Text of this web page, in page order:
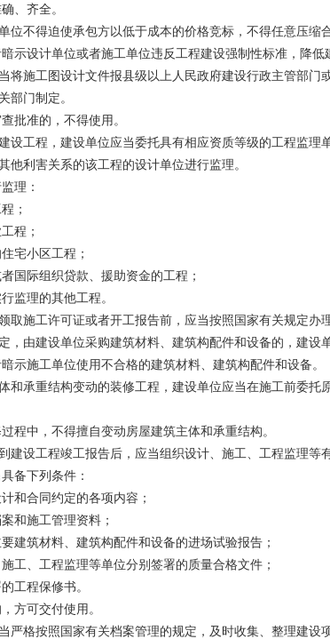
、齐全。
不得迫使承包方以低于成本的价格竞标，不得任意压缩合
示设计单位或者施工单位违反工程建设强制性标准，降低
施工图设计文件报县级以上人民政府建设行政主管部门
部门制定。
批准的，不得使用。
工程，建设单位应当委托具有相应资质等级的工程监理
他利害关系的该工程的设计单位进行监理。
理：
；
程；
宅小区工程；
国际组织贷款、援助资金的工程；
监理的其他工程。
施工许可证或者开工报告前，应当按照国家有关规定办
由建设单位采购建筑材料、建筑构配件和设备的，建设
示施工单位使用不合格的建筑材料、建筑构配件和设备。
承重结构变动的装修工程，建设单位应当在施工前委托
程中，不得擅自变动房屋建筑主体和承重结构。
设工程竣工报告后，应当组织设计、施工、工程监理等
备下列条件：
和合同约定的各项内容；
和施工管理资料；
建筑材料、建筑构配件和设备的进场试验报告；
工、工程监理等单位分别签署的质量合格文件；
工程保修书。
方可交付使用。
格按照国家有关档案管理的规定，及时收集、整理建设